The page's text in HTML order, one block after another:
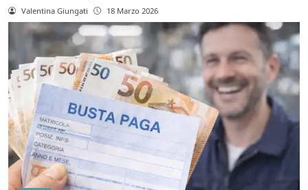
Valentina Giungati 18 Marzo 2026